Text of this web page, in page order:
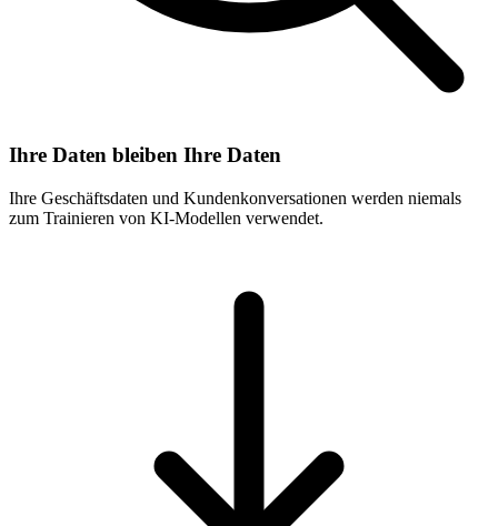
Ihre Daten bleiben Ihre Daten
Ihre Geschäftsdaten und Kundenkonversationen werden niemals
zum Trainieren von KI-Modellen verwendet.